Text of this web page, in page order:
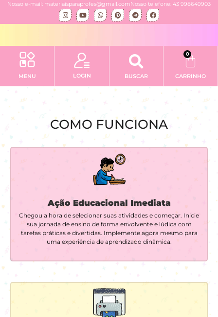
Nosso e-mail: materiaisparaprofes@gmail.comNosso telefone: 43 998649903
MENU LOGIN BUSCAR
0
CARRINHO
COMO FUNCIONA
Ação Educacional Imediata
Chegou a hora de selecionar suas atividades e começar. Inicie
sua jornada de ensino de forma envolvente e lúdica com
tarefas práticas e divertidas. Implemente agora mesmo para
uma experiência de aprendizado dinâmica.